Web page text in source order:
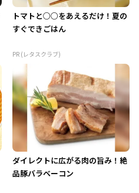
トマトと○○をあえるだけ！夏の
すぐできごはん
PR (レタスクラブ)
ダイレクトに広がる肉の旨み！絶
品豚バラベーコン